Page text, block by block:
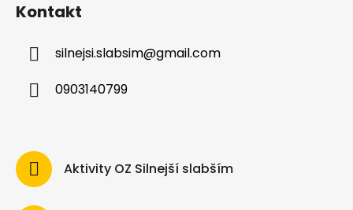
Kontakt
silnejsi.slabsim@gmail.com
0903140799
Aktivity OZ Silnejší slabším